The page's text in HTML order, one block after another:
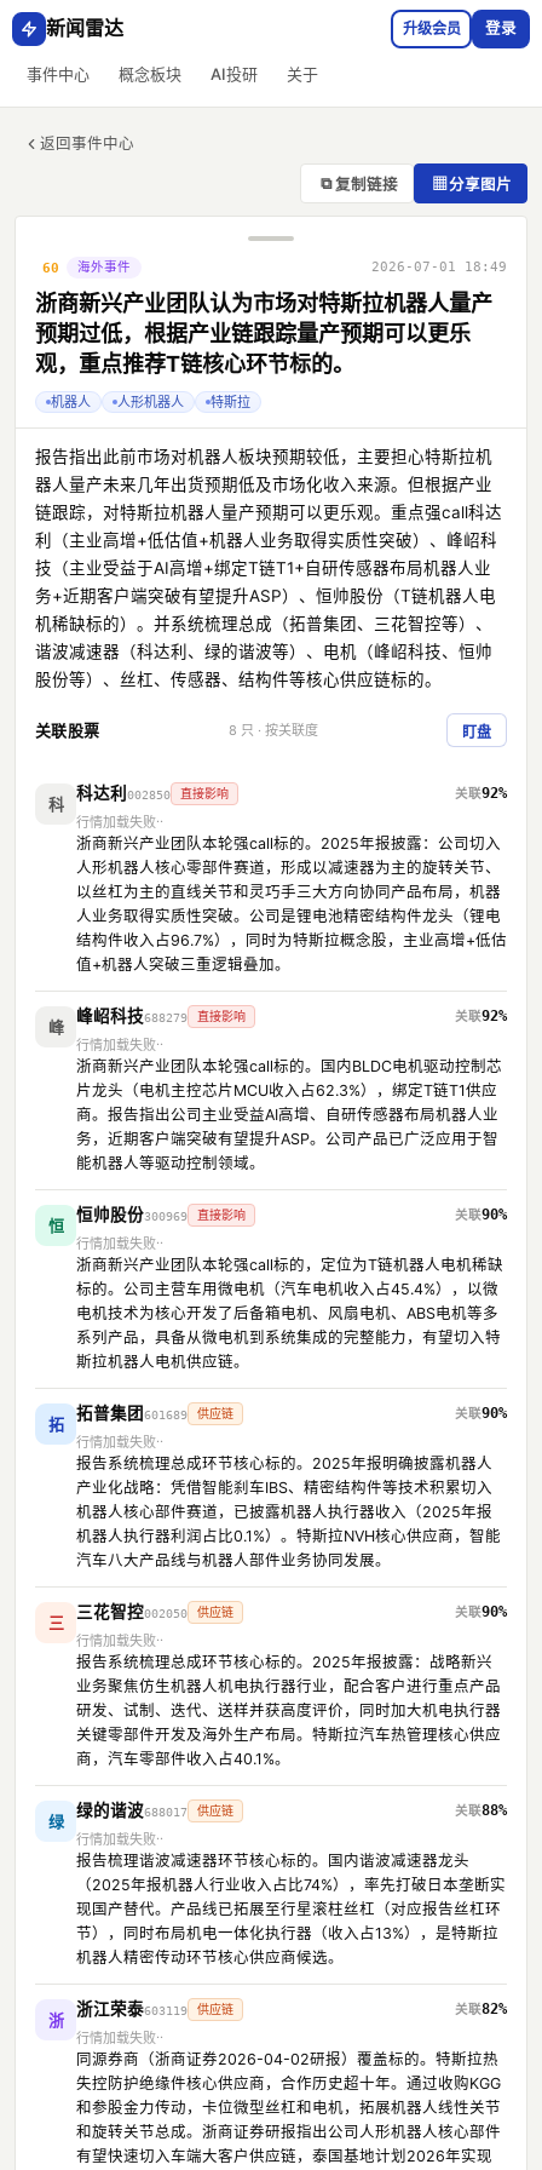
新闻雷达
事件中心 概念板块 AI投研 关于
升级会员 登录
返回事件中心
⧉ 复制链接 ▦分享图片
60 海外事件 2026-07-01 18:49
浙商新兴产业团队认为市场对特斯拉机器人量产
预期过低，根据产业链跟踪量产预期可以更乐
观，重点推荐T链核心环节标的。
机器人 人形机器人 特斯拉
报告指出此前市场对机器人板块预期较低，主要担心特斯拉机
器人量产未来几年出货预期低及市场化收入来源。但根据产业
链跟踪，对特斯拉机器人量产预期可以更乐观。重点强call科达
利（主业高增+低估值+机器人业务取得实质性突破）、峰岹科
技（主业受益于AI高增+绑定T链T1+自研传感器布局机器人业
务+近期客户端突破有望提升ASP）、恒帅股份（T链机器人电
机稀缺标的）。并系统梳理总成（拓普集团、三花智控等）、
谐波减速器（科达利、绿的谐波等）、电机（峰岹科技、恒帅
股份等）、丝杠、传感器、结构件等核心供应链标的。
关联股票 8 只 · 按关联度 盯盘
科
科达利 002850 直接影响
92%
行情加载失败
浙商新兴产业团队本轮强call标的。2025年报披露：公司切入
人形机器人核心零部件赛道，形成以减速器为主的旋转关节、
以丝杠为主的直线关节和灵巧手三大方向协同产品布局，机器
人业务取得实质性突破。公司是锂电池精密结构件龙头（锂电
结构件收入占96.7%），同时为特斯拉概念股，主业高增+低估
值+机器人突破三重逻辑叠加。
峰
峰岹科技688279 直接影响
92%
行情加载失败
浙商新兴产业团队本轮强call标的。国内BLDC电机驱动控制芯
片龙头（电机主控芯片MCU收入占62.3%），绑定T链T1供应
商。报告指出公司主业受益AI高增、自研传感器布局机器人业
务，近期客户端突破有望提升ASP。公司产品已广泛应用于智
能机器人等驱动控制领域。
恒
恒帅股份300969 直接影响
90%
行情加载失败
浙商新兴产业团队本轮强call标的，定位为T链机器人电机稀缺
标的。公司主营车用微电机（汽车电机收入占45.4%），以微
电机技术为核心开发了后备箱电机、风扇电机、ABS电机等多
系列产品，具备从微电机到系统集成的完整能力，有望切入特
斯拉机器人电机供应链。
拓
拓普集团601689 供应链
90%
行情加载失败
报告系统梳理总成环节核心标的。2025年报明确披露机器人
产业化战略：凭借智能刹车IBS、精密结构件等技术积累切入
机器人核心部件赛道，已披露机器人执行器收入（2025年报
机器人执行器利润占比0.1%）。特斯拉NVH核心供应商，智能
汽车八大产品线与机器人部件业务协同发展。
三
三花智控002050 供应链
90%
行情加载失败
报告系统梳理总成环节核心标的。2025年报披露：战略新兴
业务聚焦仿生机器人机电执行器行业，配合客户进行重点产品
研发、试制、迭代、送样并获高度评价，同时加大机电执行器
关键零部件开发及海外生产布局。特斯拉汽车热管理核心供应
商，汽车零部件收入占40.1%。
绿
绿的谐波688017 供应链
88%
行情加载失败
报告梳理谐波减速器环节核心标的。国内谐波减速器龙头
（2025年报机器人行业收入占比74%），率先打破日本垄断实
现国产替代。产品线已拓展至行星滚柱丝杠（对应报告丝杠环
节），同时布局机电一体化执行器（收入占13%），是特斯拉
机器人精密传动环节核心供应商候选。
浙
浙江荣泰603119 供应链
82%
行情加载失败
同源券商（浙商证券2026-04-02研报）覆盖标的。特斯拉热
失控防护绝缘件核心供应商，合作历史超十年。通过收购KGG
和参股金力传动，卡位微型丝杠和电机，拓展机器人线性关节
和旋转关节总成。浙商证券研报指出公司人形机器人核心部件
有望快速切入车端大客户供应链，泰国基地计划2026年实现